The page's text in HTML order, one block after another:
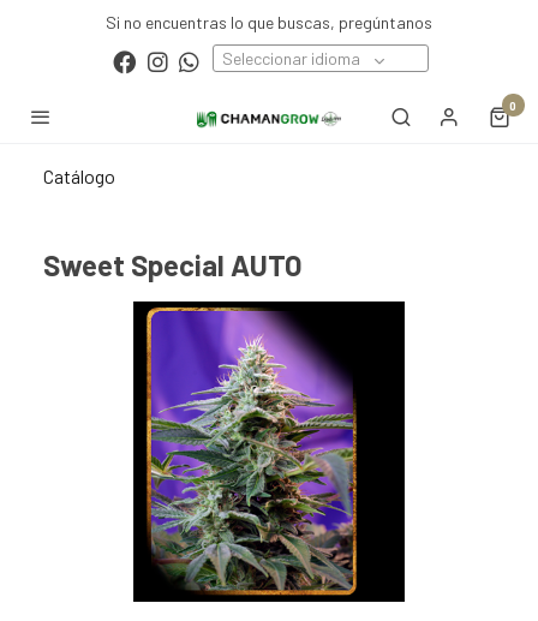
Si no encuentras lo que buscas, pregúntanos
Seleccionar idioma
0
Catálogo
Sweet Special AUTO